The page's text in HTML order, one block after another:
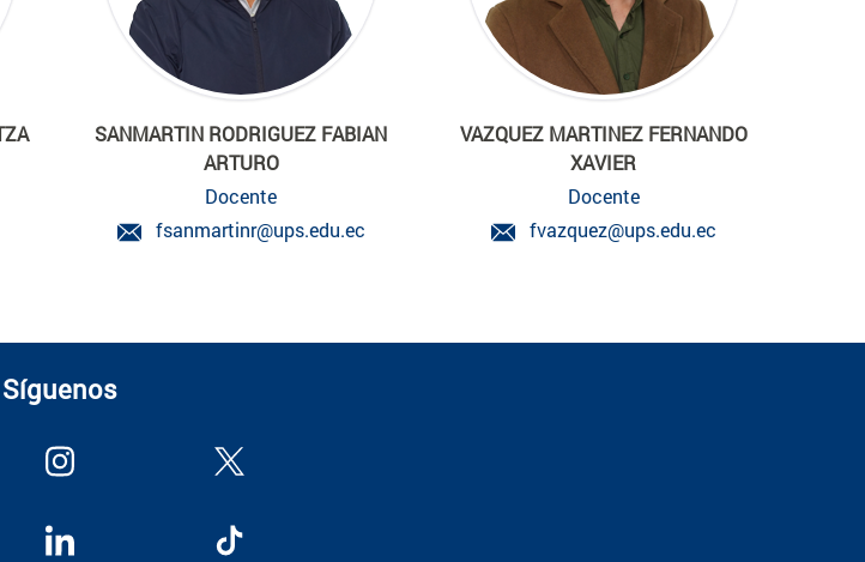
SANMARTIN RODRIGUEZ FABIAN
ARTURO
Docente
fsanmartinr@ups.edu.ec
VAZQUEZ MARTINEZ FERNANDO
XAVIER
Docente
fvazquez@ups.edu.ec
Síguenos